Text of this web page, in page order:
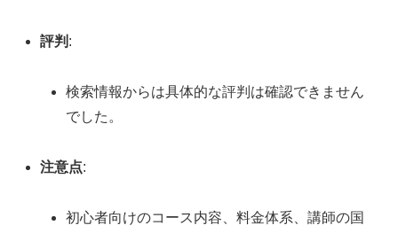
評判 :
検索情報からは具体的な評判は確認できません
でした。
注意点:
初心者向けのコース内容、料金体系、講師の国